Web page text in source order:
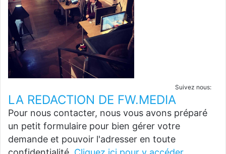
Suivez nous:
LA REDACTION DE FW.MEDIA
Pour nous contacter, nous vous avons préparé
un petit formulaire pour bien gérer votre
demande et pouvoir l'adresser en toute